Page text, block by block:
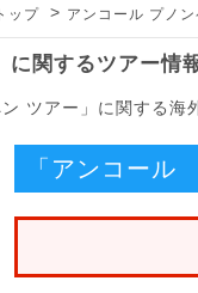
ップ > アンコール プノ
に関するツアー情
ツアー」に関する海
「アンコー